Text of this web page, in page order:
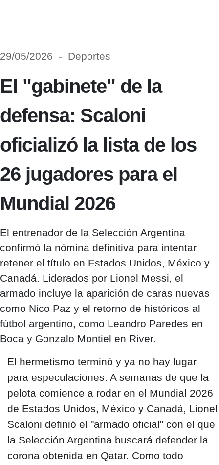
29/05/2026 - Deportes
El "gabinete" de la
defensa: Scaloni
oficializó la lista de los
26 jugadores para el
Mundial 2026
El entrenador de la Selección Argentina
confirmó la nómina definitiva para intentar
retener el título en Estados Unidos, México y
Canadá. Liderados por Lionel Messi, el
armado incluye la aparición de caras nuevas
como Nico Paz y el retorno de históricos al
fútbol argentino, como Leandro Paredes en
Boca y Gonzalo Montiel en River.
El hermetismo terminó y ya no hay lugar
para especulaciones. A semanas de que la
pelota comience a rodar en el Mundial 2026
de Estados Unidos, México y Canadá, Lionel
Scaloni definió el "armado oficial" con el que
la Selección Argentina buscará defender la
corona obtenida en Qatar. Como todo